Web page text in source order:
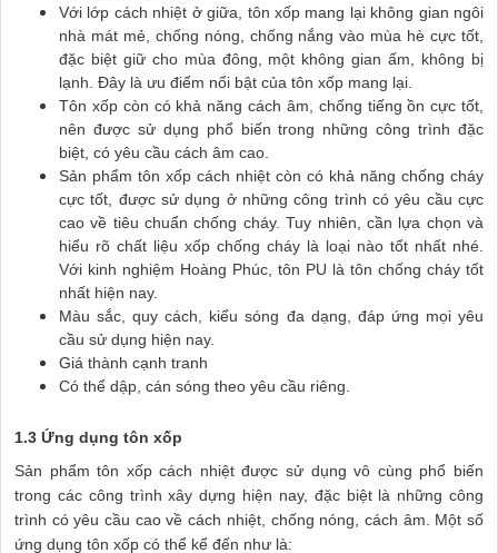
Với lớp cách nhiệt ở giữa, tôn xốp mang lại không gian ngôi
nhà mát mẻ, chống nóng, chống nắng vào mùa hè cực tốt,
đặc biệt giữ cho mùa đông, một không gian ấm, không bị
lạnh. Đây là ưu điểm nổi bật của tôn xốp mang lại.
Tôn xốp còn có khả năng cách âm, chống tiếng ồn cực tốt,
nên được sử dụng phổ biến trong những công trình đặc
biệt, có yêu cầu cách âm cao.
Sản phẩm tôn xốp cách nhiệt còn có khả năng chống cháy
cực tốt, được sử dụng ở những công trình có yêu cầu cực
cao về tiêu chuẩn chống cháy. Tuy nhiên, cần lựa chọn và
hiểu rõ chất liệu xốp chống cháy là loại nào tốt nhất nhé.
Với kinh nghiệm Hoàng Phúc, tôn PU là tôn chống cháy tốt
nhất hiện nay.
Màu sắc, quy cách, kiểu sóng đa dạng, đáp ứng mọi yêu
cầu sử dụng hiện nay.
Giá thành cạnh tranh
Có thể dập, cán sóng theo yêu cầu riêng.
1.3 Ứng dụng tôn xốp
Sản phẩm tôn xốp cách nhiệt được sử dụng vô cùng phổ biến
trong các công trình xây dựng hiện nay, đặc biệt là những công
trình có yêu cầu cao về cách nhiệt, chống nóng, cách âm. Một số
ứng dụng tôn xốp có thể kể đến như là: